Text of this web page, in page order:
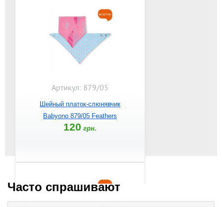
Артикул: 879/05
Шейный платок-слюнявчик
Babyono 879/05 Feathers
120 грн.
Часто спрашивают